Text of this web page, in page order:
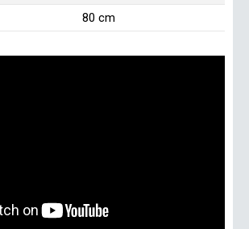
80 cm